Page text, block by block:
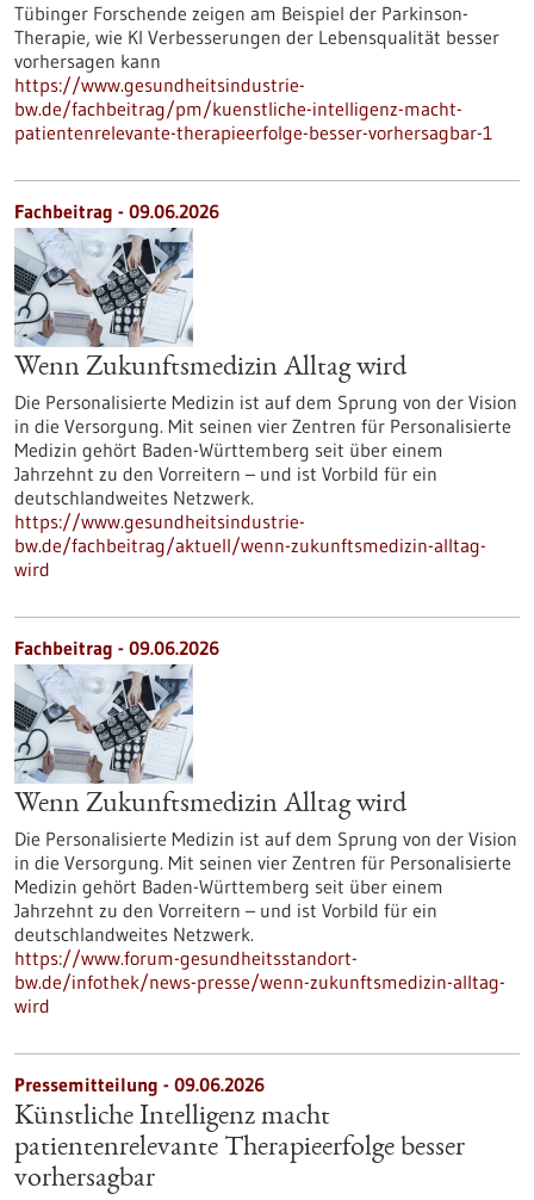
Tübinger Forschende zeigen am Beispiel der Parkinson-
Therapie, wie KI Verbesserungen der Lebensqualität besser
vorhersagen kann
https://www.gesundheitsindustrie-
bw.de/fachbeitrag/pm/kuenstliche-intelligenz-macht-
patientenrelevante-therapieerfolge-besser-vorhersagbar-1
Fachbeitrag - 09.06.2026
Wenn Zukunftsmedizin Alltag wird
Die Personalisierte Medizin ist auf dem Sprung von der Vision
in die Versorgung. Mit seinen vier Zentren für Personalisierte
Medizin gehört Baden-Württemberg seit über einem
Jahrzehnt zu den Vorreitern – und ist Vorbild für ein
deutschlandweites Netzwerk.
https://www.gesundheitsindustrie-
bw.de/fachbeitrag/aktuell/wenn-zukunftsmedizin-alltag-
wird
Fachbeitrag - 09.06.2026
Wenn Zukunftsmedizin Alltag wird
Die Personalisierte Medizin ist auf dem Sprung von der Vision
in die Versorgung. Mit seinen vier Zentren für Personalisierte
Medizin gehört Baden-Württemberg seit über einem
Jahrzehnt zu den Vorreitern – und ist Vorbild für ein
deutschlandweites Netzwerk.
https://www.forum-gesundheitsstandort-
bw.de/infothek/news-presse/wenn-zukunftsmedizin-alltag-
wird
Pressemitteilung - 09.06.2026
Künstliche Intelligenz macht
patientenrelevante Therapieerfolge besser
vorhersagbar